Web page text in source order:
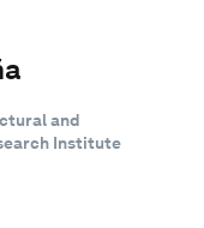
and
Institute